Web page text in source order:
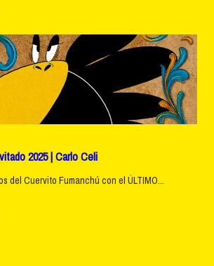
2025 | Carlo Celi
del Cuervito Fumanchú con el ÚLTIMO...